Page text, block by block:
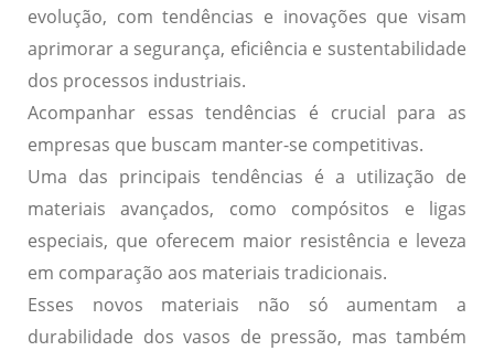
evolução, com tendências e inovações que visam
aprimorar a segurança, eficiência e sustentabilidade
dos processos industriais.
Acompanhar essas tendências é crucial para as
empresas que buscam manter-se competitivas.
Uma das principais tendências é a utilização de
materiais avançados, como compósitos e ligas
especiais, que oferecem maior resistência e leveza
em comparação aos materiais tradicionais.
Esses novos materiais não só aumentam a
durabilidade dos vasos de pressão, mas também